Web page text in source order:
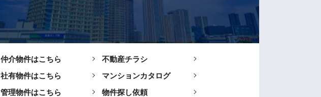
仲介物件はこちら
社有物件はこちら
管理物件はこちら
不動産チラシ
マンションカタログ
物件探し依頼